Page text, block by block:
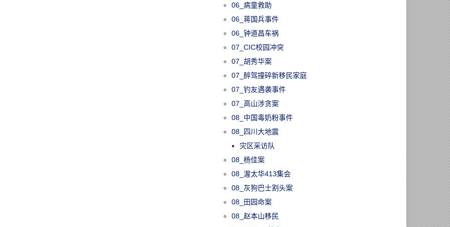
06_病童救助
06_蒋国兵事件
06_钟道昌车祸
07_CIC校园冲突
07_胡秀华案
07_醉驾撞碎新移民家庭
07_钓友遇袭事件
07_高山涉贪案
08_中国毒奶粉事件
08_四川大地震
灾区采访队
08_杨佳案
08_渥太华413集会
08_灰狗巴士割头案
08_田园命案
08_赵本山移民